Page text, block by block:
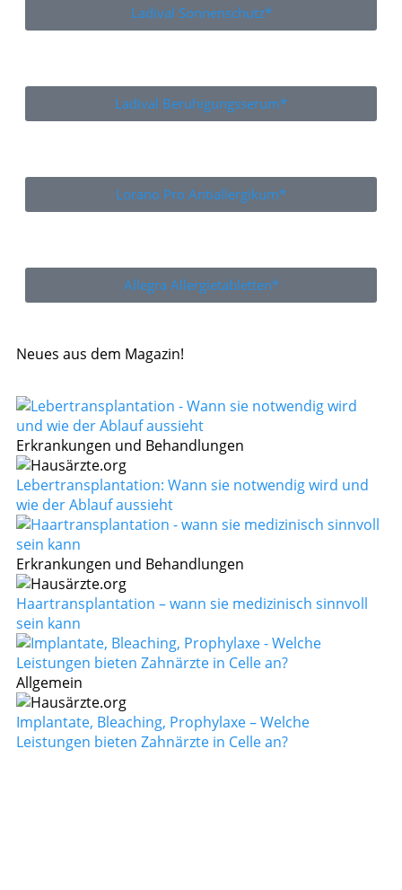
Ladival Sonnenschutz*
Ladival Beruhigungsserum*
Lorano Pro Antiallergikum*
Allegra Allergietabletten*
Neues aus dem Magazin!
Erkrankungen und Behandlungen
Lebertransplantation: Wann sie notwendig wird und
wie der Ablauf aussieht
Erkrankungen und Behandlungen
Haartransplantation – wann sie medizinisch sinnvoll
sein kann
Allgemein
Implantate, Bleaching, Prophylaxe – Welche
Leistungen bieten Zahnärzte in Celle an?